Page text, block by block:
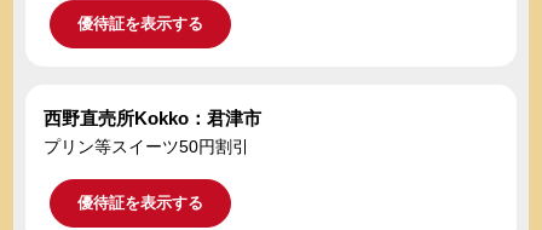
優待証を表示する
西野直売所Kokko：君津市
プリン等スイーツ50円割引
優待証を表示する